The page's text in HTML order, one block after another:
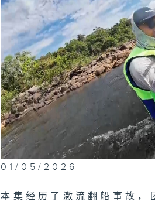
01/05/2026
本集经历了激流翻船事故，